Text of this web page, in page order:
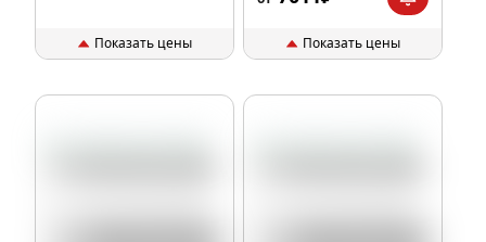
Показать цены Показать цены